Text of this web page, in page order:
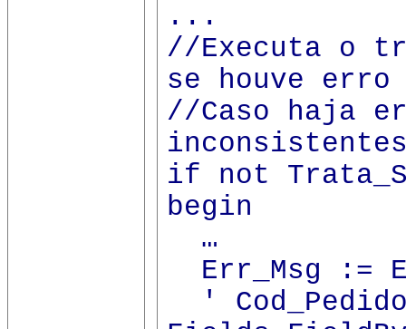
...
//Executa o
se houve erro
//Caso haja
if not
begin
…
Err_Msg :=
'